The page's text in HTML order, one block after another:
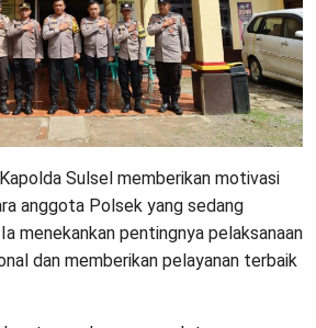
Sulsel memberikan motivasi
anggota Polsek yang sedang
menekankan pentingnya pelaksanaan
dan memberikan pelayanan terbaik